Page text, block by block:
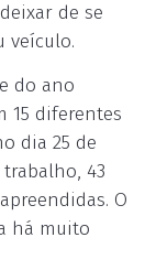
de se
veículo.
do ano
15 diferentes
dia 25 de
43
O
há muito